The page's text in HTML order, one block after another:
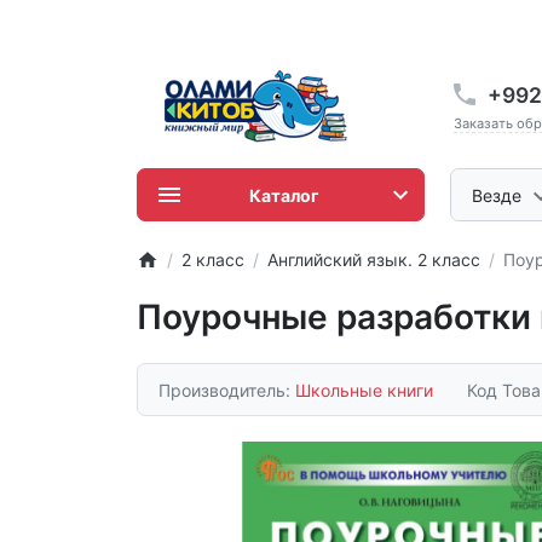
Заказать
Везде
Каталог
2 класс Английский язык. 2 класс
Поурочные
Производитель: Школьные книги Код